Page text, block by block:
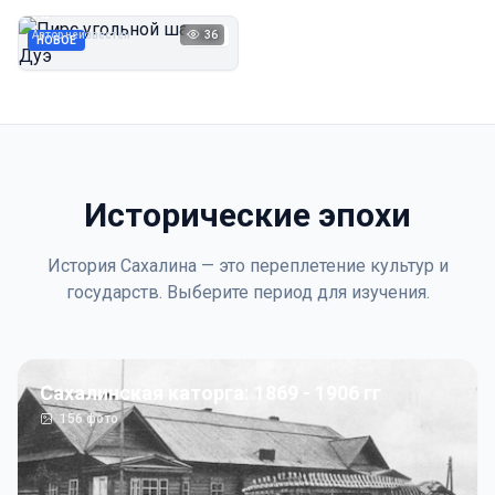
НОВОЕ 1923
Автор неизвестен 36
Исторические эпохи
История Сахалина — это переплетение культур и
государств. Выберите период для изучения.
Сахалинская каторга: 1869 - 1906 гг
156фото